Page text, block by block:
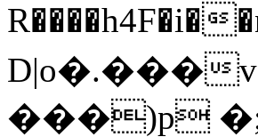
R����h4F�i�
D|o�.���
���)p �;